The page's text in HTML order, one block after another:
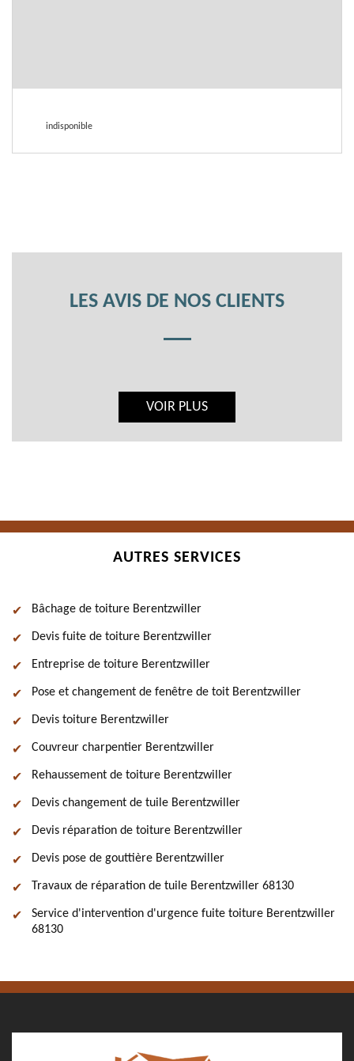
indisponible
LES AVIS DE NOS CLIENTS
VOIR PLUS
AUTRES SERVICES
Bâchage de toiture Berentzwiller
Devis fuite de toiture Berentzwiller
Entreprise de toiture Berentzwiller
Pose et changement de fenêtre de toit Berentzwiller
Devis toiture Berentzwiller
Couvreur charpentier Berentzwiller
Rehaussement de toiture Berentzwiller
Devis changement de tuile Berentzwiller
Devis réparation de toiture Berentzwiller
Devis pose de gouttière Berentzwiller
Travaux de réparation de tuile Berentzwiller 68130
Service d'intervention d'urgence fuite toiture Berentzwiller
68130